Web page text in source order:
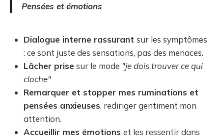
Pensées et émotions
Dialogue interne rassurant sur les symptômes
: ce sont juste des sensations, pas des menaces.
Lâcher prisesur le mode "je dois trouver ce qui
cloche"
Remarquer et stopper mes ruminations et
pensées anxieuses, rediriger gentiment mon
attention.
Accueillir mes émotions et les ressentir dans